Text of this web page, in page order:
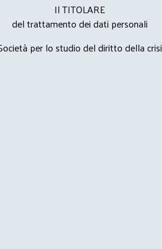
Il TITOLARE
del trattamento dei dati personali
per lo studio del diritto della crisi